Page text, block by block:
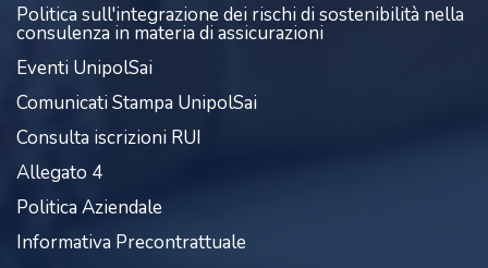
Politica sull'integrazione dei rischi di sostenibilità nella
consulenza in materia di assicurazioni
Eventi UnipolSai
Comunicati Stampa UnipolSai
Consulta iscrizioni RUI
Allegato 4
Politica Aziendale
Informativa Precontrattuale